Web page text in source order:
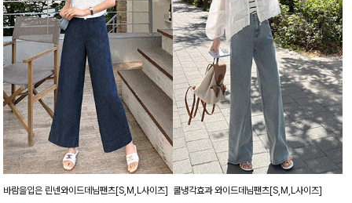
바람을입은 린넨와이드데님팬츠[S,M,L사이즈] 쿨냉각효과 와이드데님팬츠[S,M,L사이즈]